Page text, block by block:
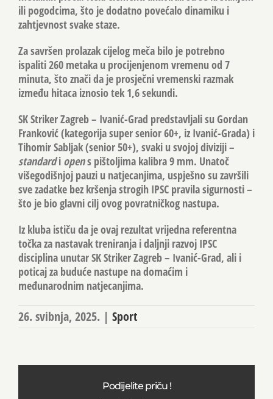
ili pogodcima, što je dodatno povećalo dinamiku i
zahtjevnost svake staze.
Za savršen prolazak cijelog meča bilo je potrebno
ispaliti260 metaka u procijenjenom vremenu od 7
minuta, što znači da je prosječni vremenski razmak
između hitaca iznosio tek1,6 sekundi.
SK Striker Zagreb – Ivanić-Grad predstavljali su Gordan
Franković(kategorija super senior 60+, iz Ivanić-Grada) i
Tihomir Sabljak(senior 50+), svaki u svojoj diviziji –
standardi opens pištoljima kalibra 9 mm. Unatoč
višegodišnjoj pauzi u natjecanjima, uspješno su završili
sve zadatke bez kršenja strogih IPSC pravila sigurnosti –
što je bio glavni cilj ovog povratničkog nastupa.
Iz kluba ističu da je ovaj rezultat vrijedna referentna
točka za nastavak treniranja i daljnji razvoj IPSC
disciplina unutarSK Striker Zagreb – Ivanić-Grad, ali i
poticaj za buduće nastupe na domaćim i
međunarodnim natjecanjima.
26. svibnja, 2025. | Sport
Podijelite priču !